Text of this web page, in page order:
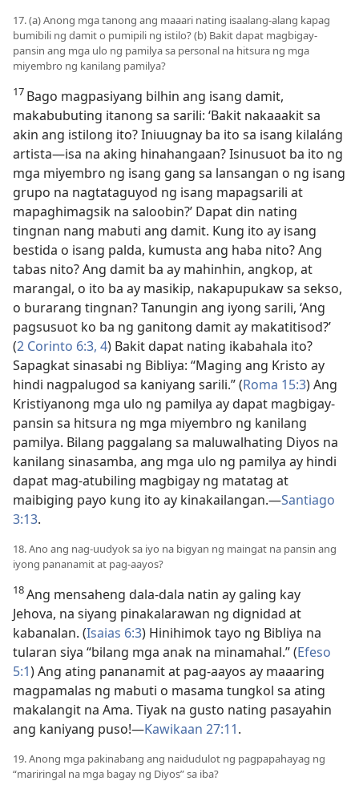
17. (a) Anong mga tanong ang maaari nating isaalang-alang kapag
bumibili ng damit o pumipili ng istilo? (b) Bakit dapat magbigay-
pansin ang mga ulo ng pamilya sa personal na hitsura ng mga
miyembro ng kanilang pamilya?
17 Bago magpasiyang bilhin ang isang damit,
makabubuting itanong sa sarili: ‘Bakit nakaaakit sa
akin ang istilong ito? Iniuugnay ba ito sa isang kilaláng
artista​—isa na aking hinahangaan? Isinusuot ba ito ng
mga miyembro ng isang gang sa lansangan o ng isang
grupo na nagtataguyod ng isang mapagsarili at
mapaghimagsik na saloobin?’ Dapat din nating
tingnan nang mabuti ang damit. Kung ito ay isang
bestida o isang palda, kumusta ang haba nito? Ang
tabas nito? Ang damit ba ay mahinhin, angkop, at
marangal, o ito ba ay masikip, nakapupukaw sa sekso,
o burarang tingnan? Tanungin ang iyong sarili, ‘Ang
pagsusuot ko ba ng ganitong damit ay makatitisod?’
(2 Corinto 6:3, 4) Bakit dapat nating ikabahala ito?
Sapagkat sinasabi ng Bibliya: “Maging ang Kristo ay
hindi nagpalugod sa kaniyang sarili.” (Roma 15:3) Ang
Kristiyanong mga ulo ng pamilya ay dapat magbigay-
pansin sa hitsura ng mga miyembro ng kanilang
pamilya. Bilang paggalang sa maluwalhating Diyos na
kanilang sinasamba, ang mga ulo ng pamilya ay hindi
dapat mag-atubiling magbigay ng matatag at
maibiging payo kung ito ay kinakailangan.​—Santiago
3:13.
18. Ano ang nag-uudyok sa iyo na bigyan ng maingat na pansin ang
iyong pananamit at pag-aayos?
18Ang mensaheng dala-dala natin ay galing kay
Jehova, na siyang pinakalarawan ng dignidad at
kabanalan. (Isaias 6:3) Hinihimok tayo ng Bibliya na
tularan siya “bilang mga anak na minamahal.” (Efeso
5:1) Ang ating pananamit at pag-aayos ay maaaring
magpamalas ng mabuti o masama tungkol sa ating
makalangit na Ama. Tiyak na gusto nating pasayahin
ang kaniyang puso!​—Kawikaan 27:11.
19. Anong mga pakinabang ang naidudulot ng pagpapahayag ng
“mariringal na mga bagay ng Diyos” sa iba?